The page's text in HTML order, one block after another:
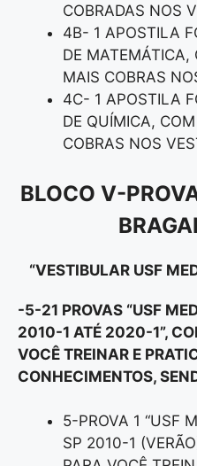
COBRADAS NOS
4B- 1 APOSTILA
DE
MAIS COBRAS
4C- 1 APOSTILA
DE QUÍMICA,
COBRAS NOS
BLOCO V-
“VESTIBULAR USF
-5-21 PROVAS “USF
2010-1 ATÉ 2020-1”,
VOCÊ TREINAR E
CONHECIMENTOS,
5-PROVA 1 “USF
SP 2010-1